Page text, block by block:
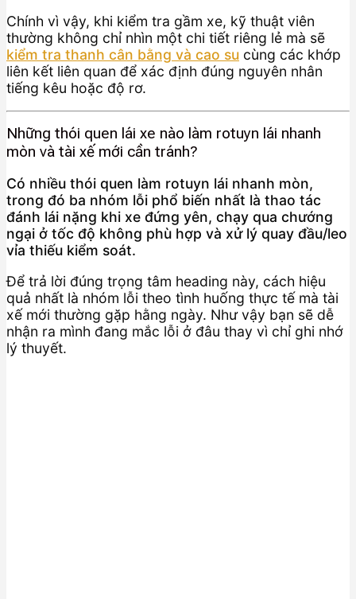
Chính vì vậy, khi kiểm tra gầm xe, kỹ thuật viên
thường không chỉ nhìn một chi tiết riêng lẻ mà sẽ
kiểm tra thanh cân bằng và cao su cùng các khớp
liên kết liên quan để xác định đúng nguyên nhân
tiếng kêu hoặc độ rơ.
Những thói quen lái xe nào làm rotuyn lái nhanh
mòn và tài xế mới cần tránh?
Có nhiều thói quen làm rotuyn lái nhanh mòn,
trong đó ba nhóm lỗi phổ biến nhất là thao tác
đánh lái nặng khi xe đứng yên, chạy qua chướng
ngại ở tốc độ không phù hợp và xử lý quay đầu/leo
vỉa thiếu kiểm soát.
Để trả lời đúng trọng tâm heading này, cách hiệu
quả nhất là nhóm lỗi theo tình huống thực tế mà tài
xế mới thường gặp hằng ngày. Như vậy bạn sẽ dễ
nhận ra mình đang mắc lỗi ở đâu thay vì chỉ ghi nhớ
lý thuyết.